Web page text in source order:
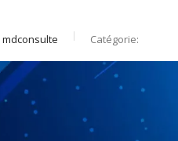
mdconsulte Catégorie: